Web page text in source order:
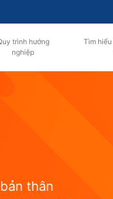
trình hướng
nghiệp
Tìm
thân